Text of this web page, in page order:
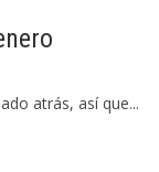
atrás, así que...